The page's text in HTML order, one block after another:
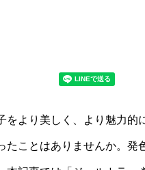
をより美しく、より魅力
たことはありませんか。発